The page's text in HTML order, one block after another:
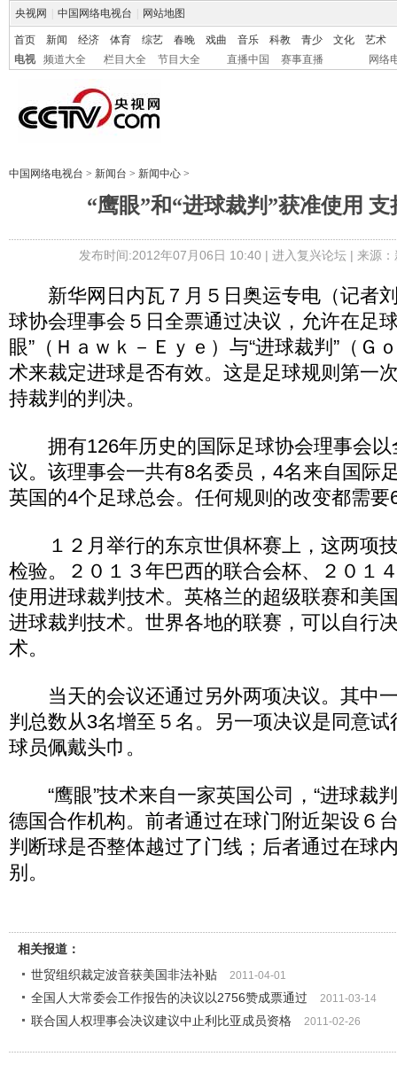
央视网 中国网络电视台 网站地图
首页 新闻 经济 体育 综艺 春晚 戏曲 音乐 科教 青少 文化
艺术
电视
频道大全 栏目大全 节目大全 直播中国 赛事直播 网络
中国网络电视台 > 新闻台 > 新闻中心 >
“鹰眼”和“进球裁判”获准使用
发布时间:2012年07月06日 10:40 | 进入复兴论坛| 来源
新华网日内瓦７月５日奥运专电（记者
球协会理事会５日全票通过决议，允许在足
眼”（Ｈａｗｋ－Ｅｙｅ）与“进球裁判”（Ｇ
术来裁定进球是否有效。这是足球规则第一
持裁判的判决。
拥有126年历史的国际足球协会理事会以
议。该理事会一共有8名委员，4名来自国际
英国的4个足球总会。任何规则的改变都需
１２月举行的东京世俱杯赛上，这两项
检验。２０１３年巴西的联合会杯、２０１
使用进球裁判技术。英格兰的超级联赛和美
进球裁判技术。世界各地的联赛，可以自行
术。
当天的会议还通过另外两项决议。其中
判总数从3名增至５名。另一项决议是同意
球员佩戴头巾。
“鹰眼”技术来自一家英国公司，“进球裁
德国合作机构。前者通过在球门附近架设６
判断球是否整体越过了门线；后者通过在球
别。
相关报道：
世贸组织裁定波音获美国非法补贴
2011-04-01
全国人大常委会工作报告的决议以2756赞成票通过 2011-03-14
联合国人权理事会决议建议中止利比亚成员资格 2011-02-26